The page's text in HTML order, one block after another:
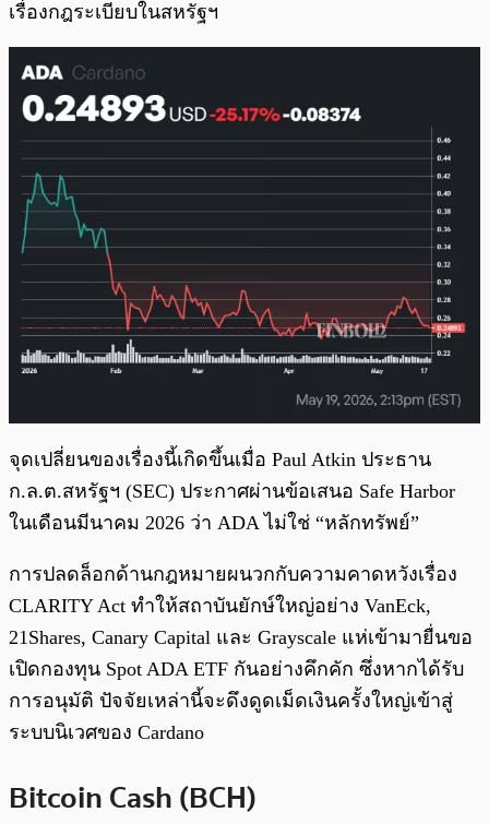
เรื่องกฎระเบียบในสหรัฐฯ
จุดเปลี่ยนของเรื่องนี้เกิดขึ้นเมื่อ Paul Atkin ประธาน
ก.ล.ต.สหรัฐฯ​ (SEC) ประกาศผ่านข้อเสนอ Safe Harbor
ในเดือนมีนาคม 2026 ว่า ADA ไม่ใช่ “หลักทรัพย์”
การปลดล็อกด้านกฎหมายผนวกกับความคาดหวังเรื่อง
CLARITY Act ทำให้สถาบันยักษ์ใหญ่อย่าง VanEck,
21Shares, Canary Capital และ Grayscale แห่เข้ามายื่นขอ
เปิดกองทุน Spot ADA ETF กันอย่างคึกคัก ซึ่งหากได้รับ
การอนุมัติ ปัจจัยเหล่านี้จะดึงดูดเม็ดเงินครั้งใหญ่เข้าสู่
ระบบนิเวศของ Cardano
Bitcoin Cash (BCH)